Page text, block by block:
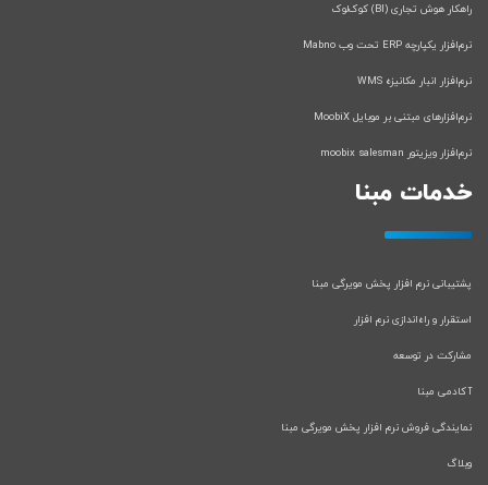
راهکار هوش تجاری (BI) کوک‌لوک
نرم‌افزار یکپارچه ERP تحت وب Mabno
نرم‌افزار انبار مکانیزه WMS
نرم‌افزارهای مبتنی بر موبایل MoobiX
نرم‌افزار ویزیتور moobix salesman
خدمات مبنا
پشتیبانی نرم افزار پخش مویرگی مبنا
استقرار و راه‌اندازی نرم افزار
مشارکت در توسعه
آکادمی مبنا
نمایندگی فروش نرم افزار پخش مویرگی مبنا
وبلاگ